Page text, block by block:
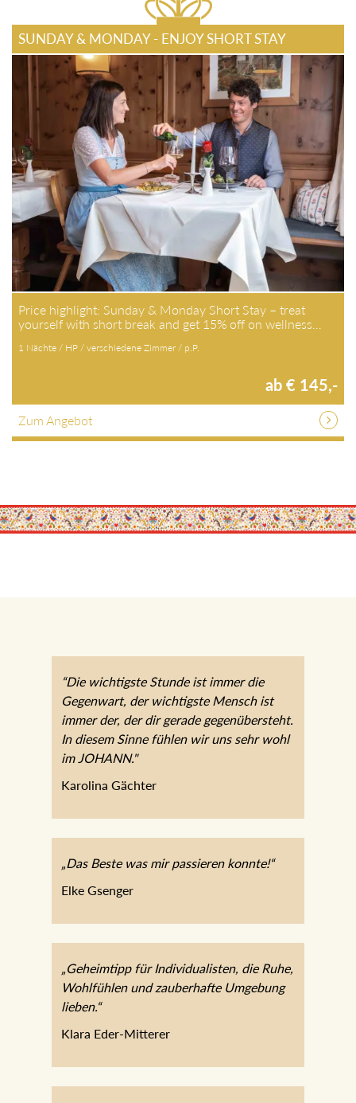
SUNDAY & MONDAY - ENJOY SHORT STAY
Price highlight: Sunday & Monday Short Stay – treat
yourself with short break and get 15% off on wellness…
1 Nächte / HP / verschiedene Zimmer / p.P.
ab € 145,-
Zum Angebot
“Die wichtigste Stunde ist immer die
Gegenwart, der wichtigste Mensch ist
immer der, der dir gerade gegenübersteht.
In diesem Sinne fühlen wir uns sehr wohl
im JOHANN."
Karolina Gächter
„Das Beste was mir passieren konnte!“
Elke Gsenger
„Geheimtipp für Individualisten, die Ruhe,
Wohlfühlen und zauberhafte Umgebung
lieben.“
Klara Eder-Mitterer